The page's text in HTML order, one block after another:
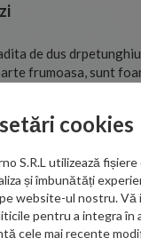
de dus
frumoasa, sunt
dvs. cu care am
bine, va
28.07.2026
cookies
S.R.L utilizează
și îmbunătăți
website-ul nostru. Vă
pentru a integra în
cele mai recente